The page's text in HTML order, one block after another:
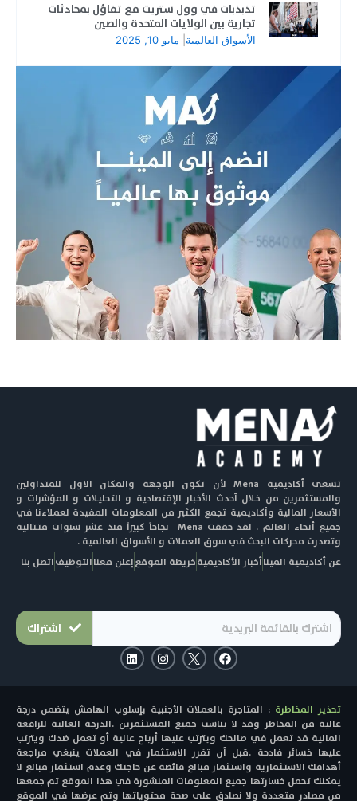
تذبذبات في وول ستريت مع تفاؤل بمحادثات
تجارية بين الولايات المتحدة والصين
الأسواق العالمية مايو 10, 2025
تسعى أكاديمية Mena لأن تكون الوجهة والمكان الاول للمتداولين
والمستثمرين من خلال أحدث الأخبار الإقتصادية و التحليلات و المؤشرات و
الأسعار المالية وأكاديمية تجمع الكثير من المعلومات المفيدة لعملاءنا في
جميع أنحاء العالم . لقد حققت Mena نجاحاً كبيراً منذ عشر سنوات متتالية
وتصدرت محركات البحث في سوق العملات و الأسواق العالمية .
عن أكاديمية الميناأخبار الأكاديميةخريطة الموقعإعلن معناالتوظيفاتصل بنا
اشتراك
F
a
c
o
o
k
I
n
s
g
r
a
m
L
i
n
d
i
n
تحذير المخاطرة : المتاجرة بالعملات الأجنبية بإسلوب الهامش يتضمن درجة
عالية من المخاطر وقد لا يناسب جميع المستثمرين .الدرجة العالية للرافعة
المالية قد تعمل في صالحك ويترتب عليها أرباح عالية أو تعمل ضدك ويترتب
عليها خسائر فادحة .قبل أن تقرر الاستثمار في العملات ينبغي مراجعة
أهدافك الاستثمارية واستثمار مبالغ فائضة عن حاجتك وعدم استثمار مبالغ لا
يمكنك تحمل خسارتها جميع المعلومات المنشورة في هذا الموقع تم جمعها
من مصادر متعددة ولا نصادق على صحة محتوياتها وتم عرضها في الموقع